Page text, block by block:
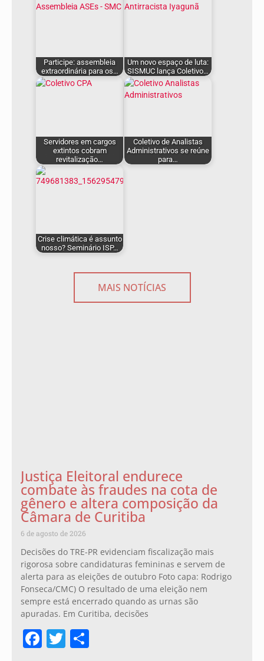
Participe: assembleia
extraordinária para os…
Um novo espaço de luta:
SISMUC lança Coletivo…
Servidores em cargos
extintos cobram
revitalização…
Coletivo de Analistas
Administrativos se reúne
para…
Crise climática é assunto
nosso? Seminário ISP…
MAIS NOTÍCIAS
Justiça Eleitoral endurece
combate às fraudes na cota de
gênero e altera composição da
Câmara de Curitiba
6 de agosto de 2026
Decisões do TRE-PR evidenciam fiscalização mais
rigorosa sobre candidaturas femininas e servem de
alerta para as eleições de outubro Foto capa: Rodrigo
Fonseca/CMC) O resultado de uma eleição nem
sempre está encerrado quando as urnas são
apuradas. Em Curitiba, decisões
Facebook
Twitter